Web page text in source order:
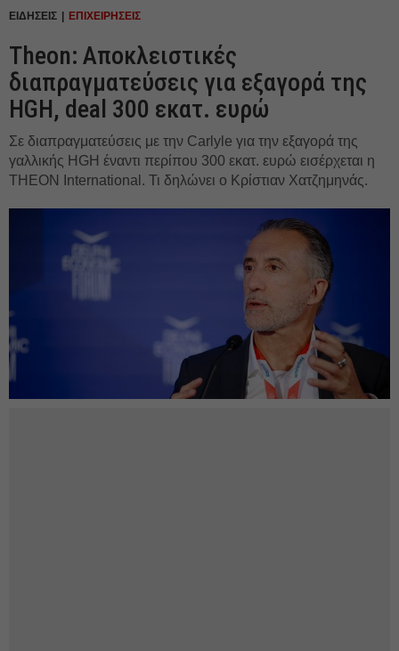
ΕΙΔΗΣΕΙΣ ΕΠΙΧΕΙΡΗΣΕΙΣ
Theon: Αποκλειστικές
διαπραγματεύσεις για εξαγορά της
HGH, deal 300 εκατ. ευρώ
Σε διαπραγματεύσεις με την Carlyle για την εξαγορά της
γαλλικής HGH έναντι περίπου 300 εκατ. ευρώ εισέρχεται η
THEON International. Τι δηλώνει ο Κρίστιαν Χατζημηνάς.